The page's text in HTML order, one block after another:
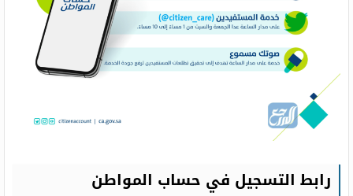
رابط التسجيل في حساب المواطن